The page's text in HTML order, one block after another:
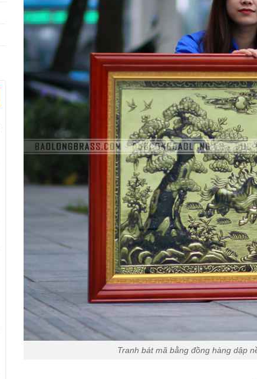
Tranh bát mã bằng đồng hàng dập